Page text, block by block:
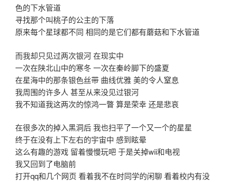
色的下水管道
寻找那个叫桃子的公主的下落
原来每个星球都不同 相同的是它们都有蘑菇和下水管道
而我却只见过两次银河 在现实中
一次在陕北山中的寒冬 一次在秦岭脚下的盛夏
在星海中的那条银色丝带 曲线优雅 美的令人窒息
我周围的许多人 甚至从来没见过银河
我不知道我这两次的惊鸿一瞥 算是荣幸 还是悲哀
在很多次的掉入黑洞后 我也扫平了一个又一个的星星
终于在没有上下左右的宇宙中 感到眩晕
这么有趣的游戏 留着慢慢玩吧 于是关掉wii和电视
我又回到了电脑前
打开qq和几个网页 看着我不在时同学的闲聊 看着校内有没